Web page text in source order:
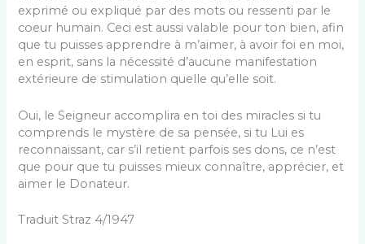
exprimé ou expliqué par des mots ou ressenti par le
coeur humain. Ceci est aussi valable pour ton bien, afin
que tu puisses apprendre à m’aimer, à avoir foi en moi,
en esprit, sans la nécessité d’aucune manifestation
extérieure de stimulation quelle qu’elle soit.
Oui, le Seigneur accomplira en toi des miracles si tu
comprends le mystère de sa pensée, si tu Lui es
reconnaissant, car s’il retient parfois ses dons, ce n’est
que pour que tu puisses mieux connaître, apprécier, et
aimer le Donateur.
Traduit Straz 4/1947